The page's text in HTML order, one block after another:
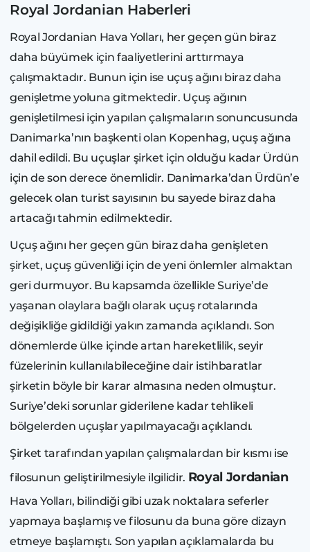
Royal Jordanian Haberleri
Royal Jordanian Hava Yolları, her geçen gün biraz
daha büyümek için faaliyetlerini arttırmaya
çalışmaktadır. Bunun için ise uçuş ağını biraz daha
genişletme yoluna gitmektedir. Uçuş ağının
genişletilmesi için yapılan çalışmaların sonuncusunda
Danimarka’nın başkenti olan Kopenhag, uçuş ağına
dahil edildi. Bu uçuşlar şirket için olduğu kadar Ürdün
için de son derece önemlidir. Danimarka’dan Ürdün’e
gelecek olan turist sayısının bu sayede biraz daha
artacağı tahmin edilmektedir.
Uçuş ağını her geçen gün biraz daha genişleten
şirket, uçuş güvenliği için de yeni önlemler almaktan
geri durmuyor. Bu kapsamda özellikle Suriye’de
yaşanan olaylara bağlı olarak uçuş rotalarında
değişikliğe gidildiği yakın zamanda açıklandı. Son
dönemlerde ülke içinde artan hareketlilik, seyir
füzelerinin kullanılabileceğine dair istihbaratlar
şirketin böyle bir karar almasına neden olmuştur.
Suriye’deki sorunlar giderilene kadar tehlikeli
bölgelerden uçuşlar yapılmayacağı açıklandı.
Şirket tarafından yapılan çalışmalardan bir kısmı ise
filosunun geliştirilmesiyle ilgilidir. Royal Jordanian
Hava Yolları, bilindiği gibi uzak noktalara seferler
yapmaya başlamış ve filosunu da buna göre dizayn
etmeye başlamıştı. Son yapılan açıklamalarda bu